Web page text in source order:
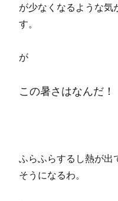
が少なくなるような気
す。
が
この暑さはなんだ！
ふらふらするし熱が出
そうになるわ。